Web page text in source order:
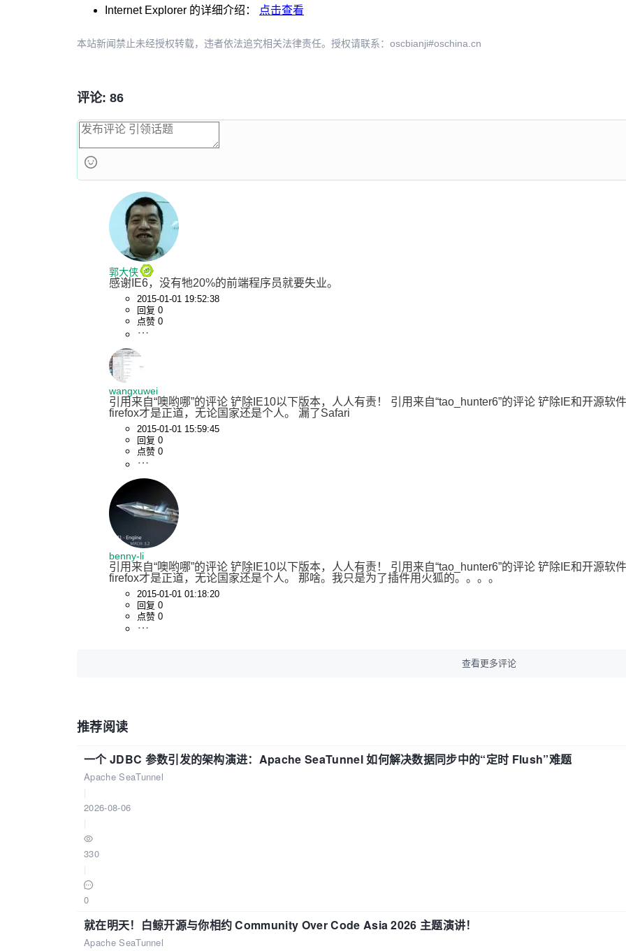
Internet Explorer 的详细介绍： 点击查看
本站新闻禁止未经授权转载，违者依法追究相关法律责任。授权请联系：oscbianji#oschina.cn
评论: 86
郭大侠
感谢IE6，没有牠20%的前端程序员就要失业。
2015-01-01 19:52:38
回复 0
点赞 0
wangxuwei
引用来自“噢哟哪”的评论 铲除IE10以下版本，人人有责！ 引用来自“tao_hunter6”的评论 铲除IE和开源
firefox才是正道，无论国家还是个人。 漏了Safari
2015-01-01 15:59:45
回复 0
点赞 0
benny-li
引用来自“噢哟哪”的评论 铲除IE10以下版本，人人有责！ 引用来自“tao_hunter6”的评论 铲除IE和开源
firefox才是正道，无论国家还是个人。 那啥。我只是为了插件用火狐的。。。。
2015-01-01 01:18:20
回复 0
点赞 0
查看更多评论
推荐阅读
一个 JDBC 参数引发的架构演进：Apache SeaTunnel 如何解决数据同步中的“定时 Flush”难题
Apache SeaTunnel
2026-08-06
330
0
就在明天！白鲸开源与你相约 Community Over Code Asia 2026 主题演讲！
Apache SeaTunnel